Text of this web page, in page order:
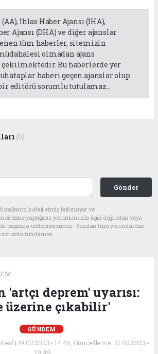
İhlas Haber Ajansı (İHA),
Ajansı (DHA) ve diğer ajanslar
tüm haberler, sitemizin
olmadan ajans
Bu haberlerde yer
haberi geçen ajanslar olup
editörü sorumlu tutulamaz...
(0)
Gönder
kabul etmiş bulunuyor ve
sitesine yaptığınız yorumunuzla ilgili doğrudan veya
başınıza üstleniyorsunuz. Yazılan tüm yorumlardan
sorumlu tutulamaz.
'artçı deprem' uyarısı:
üzerine çıkabilir'
GÜNDEM
| 19.02.2023 - 14:46, Güncelleme: 21.02.2023 -